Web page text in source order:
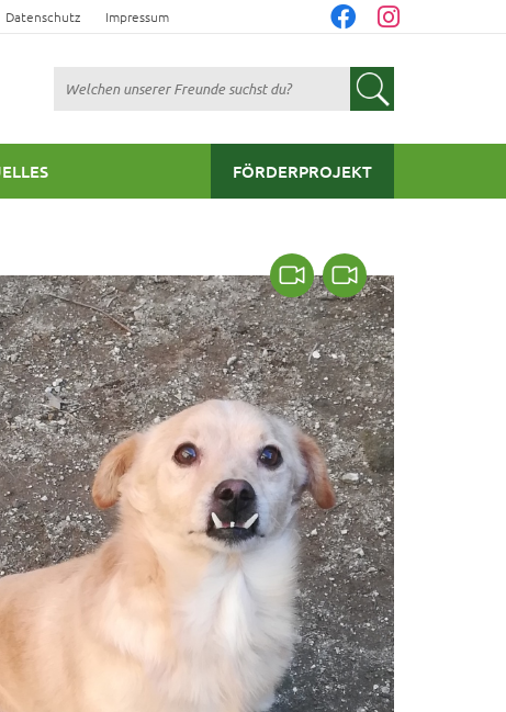
Datenschutz Impressum
Suchen
FÖRDERPROJEKT